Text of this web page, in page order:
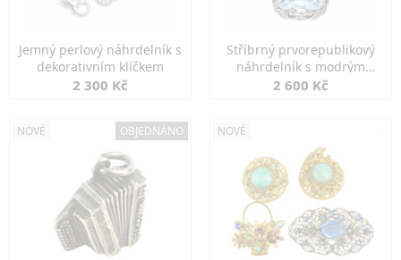
Jemný perlový náhrdelník s
dekorativním klíčkem
2 300 Kč
Stříbrný prvorepublikový
náhrdelník s modrým
spinelem
2 600 Kč
NOVÉ OBJEDNÁNO NOVÉ